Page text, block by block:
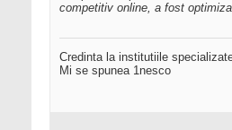
competitiv online, a fost
Credinta la institutiile
Mi se spunea 1nesco